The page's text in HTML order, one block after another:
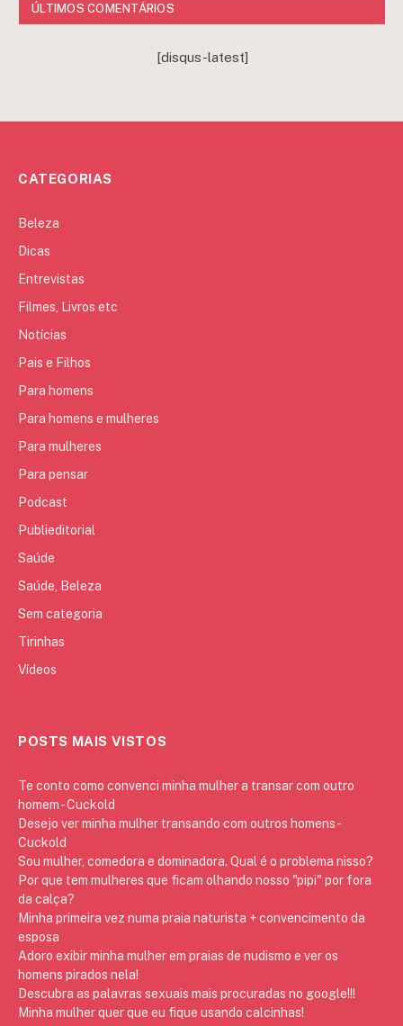
ÚLTIMOS COMENTÁRIOS
[disqus-latest]
CATEGORIAS
Beleza
Dicas
Entrevistas
Filmes, Livros etc
Notícias
Pais e Filhos
Para homens
Para homens e mulheres
Para mulheres
Para pensar
Podcast
Publieditorial
Saúde
Saúde, Beleza
Sem categoria
Tirinhas
Vídeos
POSTS MAIS VISTOS
Te conto como convenci minha mulher a transar com outro
homem - Cuckold
Desejo ver minha mulher transando com outros homens -
Cuckold
Sou mulher, comedora e dominadora. Qual é o problema nisso?
Por que tem mulheres que ficam olhando nosso "pipi" por fora
da calça?
Minha primeira vez numa praia naturista + convencimento da
esposa
Adoro exibir minha mulher em praias de nudismo e ver os
homens pirados nela!
Descubra as palavras sexuais mais procuradas no google!!!
Minha mulher quer que eu fique usando calcinhas!